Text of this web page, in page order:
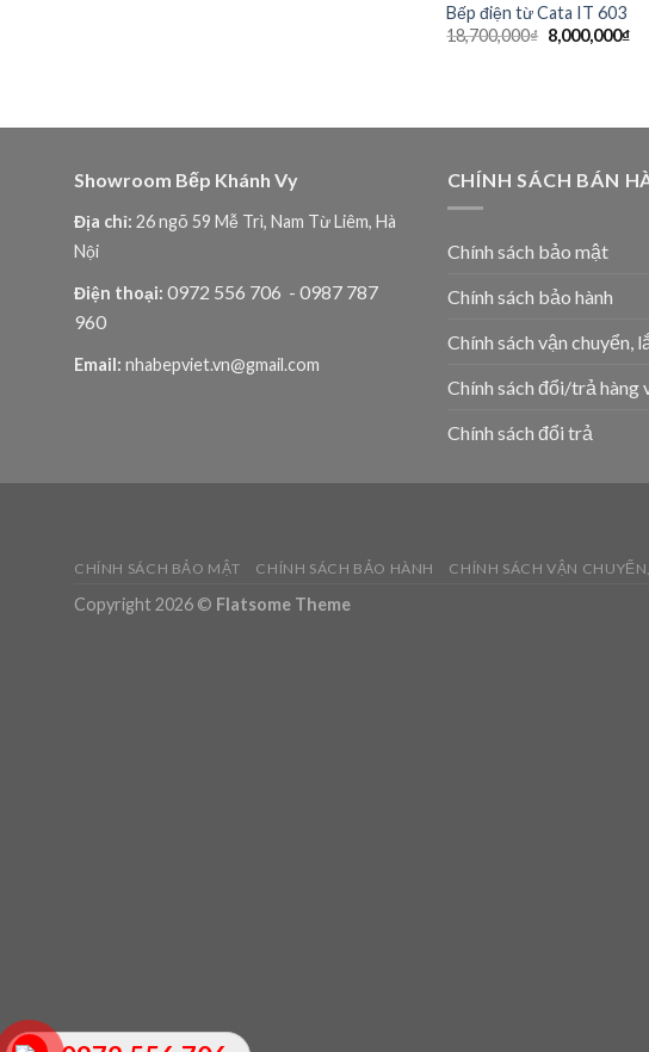
Bếp điện từ Cata IT 603
18,700,000₫ Giá
gốc
8,000,000₫Giá
Showroom Bếp Khánh Vy
Địa chỉ: 26 ngõ 59 Mễ Trì, Nam Từ Liêm, Hà
Nội
Điện thoại: 0972 556 706 - 0987 787
960
Email: nhabepviet.vn@gmail.com
CHÍNH SÁCH BÁN
Chính sách bảo mật
Chính sách bảo hành
Chính sách vận chuyển,
Chính sách đổi/trả hàng
Chính sách đổi trả
CHÍNH SÁCH BẢO MẬT CHÍNH SÁCH BẢO HÀNH CHÍNH SÁCH VẬN
Copyright 2026 © Flatsome Theme